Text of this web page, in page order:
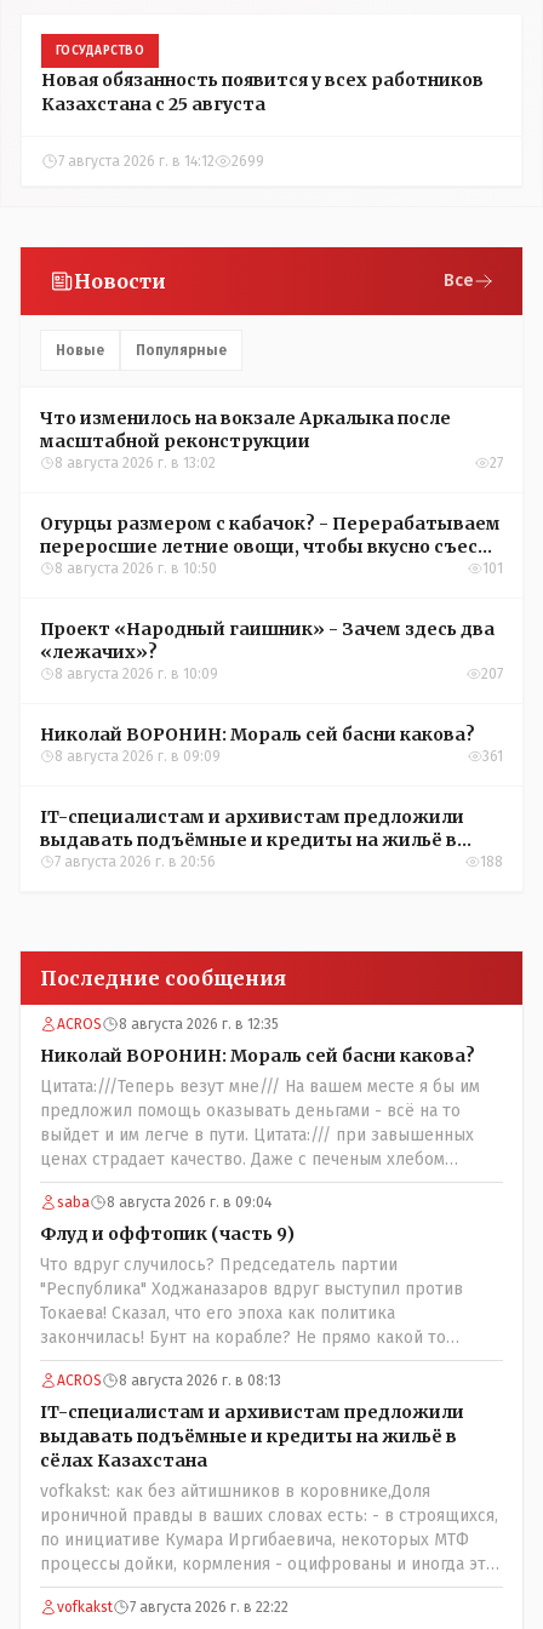
ГОСУДАРСТВО
Новая обязанность появится у всех работников
Казахстана с 25 августа
7 августа 2026 г. в 14:12 2699
Новости Все
Новые Популярные
Что изменилось на вокзале Аркалыка после
масштабной реконструкции
8 августа 2026 г. в 13:02 27
Огурцы размером с кабачок? - Перерабатываем
переросшие летние овощи, чтобы вкусно съесть
зимой
8 августа 2026 г. в 10:50 101
Проект «Народный гаишник» - Зачем здесь два
«лежачих»?
8 августа 2026 г. в 10:09 207
Николай ВОРОНИН: Мораль сей басни какова?
8 августа 2026 г. в 09:09 361
IT-специалистам и архивистам предложили
выдавать подъёмные и кредиты на жильё в
сёлах Казахстана
7 августа 2026 г. в 20:56 188
Последние сообщения
ACROS 8 августа 2026 г. в 12:35
Николай ВОРОНИН: Мораль сей басни какова?
Цитата:///Теперь везут мне/// На вашем месте я бы им
предложил помощь оказывать деньгами - всё на то
выйдет и им легче в пути. Цитата:/// при завышенных
ценах страдает качество. Даже с печеным хлебом
проблема. // На вкус и цвет........., по мне : - наша молочка
значительно вкуснее чем руссская и белоруская, а хлеб
покупайте формовой, бюджетный- он значительно
вкусней остальных, но самый вкусный хлеб в совхозных
пекарнях; мясо - русское, белоруское не вкусное- наше
значительно вкусней и натуральное Цитата:///В
финансовой столице республики все дешевле./// Что
правда то правда: - там продкты и фрукты-овощи
дешевле и услуги тамады, певцов тоже и провести той
на 250-300 человек там обойдётся в разы дешевле чем в
Костанае. Цитата:///Кому доверять?/// Только себе: - за
что боролись на то и напоролись- хотели капитализм,
захотели жить в коммунизме где был принцип:
"....человек человеку- брат...."
saba 8 августа 2026 г. в 09:04
Флуд и оффтопик (часть 9)
Что вдруг случилось? Председатель партии
"Республика" Ходжаназаров вдруг выступил против
Токаева! Сказал, что его эпоха как политика
закончилась! Бунт на корабле? Не прямо какой то
правдолюб вдруг выступил! Может он инопланетянин?
Появился неизвестно откуда, отжал у бывшего
всесильного Розинова целый холдинг и теперь против
президента выступает! Вот ни капельки ему не поверю,
что он действует в интересах страны, про народ уже и
не говорю! Опять какие то закулисные игры?
ACROS 8 августа 2026 г. в 08:13
IT-специалистам и архивистам предложили
выдавать подъёмные и кредиты на жильё в
сёлах Казахстана
vofkakst: как без айтишников в коровнике,Доля
ироничной правды в ваших словах есть: - в строящихся,
по инициативе Кумара Иргибаевича, некоторых МТФ
процессы дойки, кормления - оцифрованы и иногда эти
программы дают сбой - и тогда они нужны, хотя я
насколько в курсе своей комьютерной безграмотности
vofkakst 7 августа 2026 г. в 22:22